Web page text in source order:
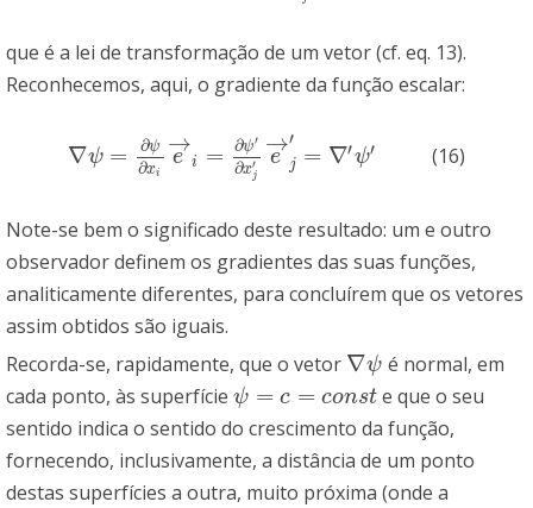
que é a lei de transformação de um vetor (cf. eq. 13).
Reconhecemos, aqui, o gradiente da função escalar:
∇ψ = ∂ψ
∂xi
e
→
i = ∂ψ′
∂x′
j
e
→′
j = ∇′ψ′
∇ψ= ∂ψ ∂xie →i= ∂ψ ∂xj′e→ j′ =∇ ψ′ (16)
Note-se bem o significado deste resultado: um e outro
observador definem os gradientes das suas funções,
analiticamente diferentes, para concluírem que os vetores
assim obtidos são iguais.
Recorda-se, rapidamente, que o vetor ∇ψ
∇ψ é normal, em
cada ponto, às superfície ψ = c = const
ψ=c= co ns t
e que o seu
sentido indica o sentido do crescimento da função,
fornecendo, inclusivamente, a distância de um ponto
destas superfícies a outra, muito próxima (onde a